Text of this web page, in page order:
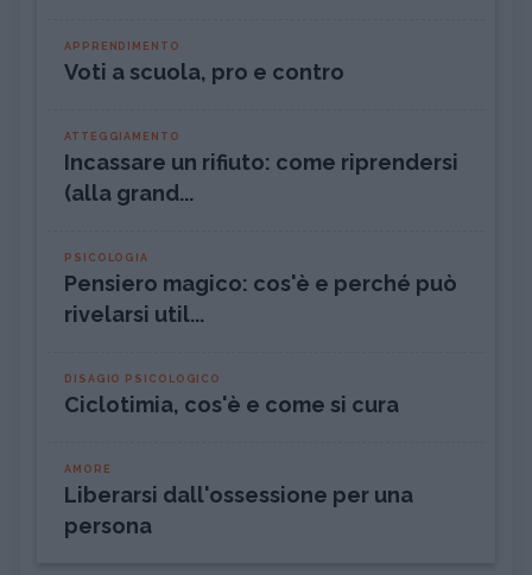
APPRENDIMENTO
Voti a scuola, pro e contro
ATTEGGIAMENTO
Incassare un rifiuto: come riprendersi
(alla grand...
PSICOLOGIA
Pensiero magico: cos'è e perché può
rivelarsi util...
DISAGIO PSICOLOGICO
Ciclotimia, cos'è e come si cura
AMORE
Liberarsi dall'ossessione per una
persona